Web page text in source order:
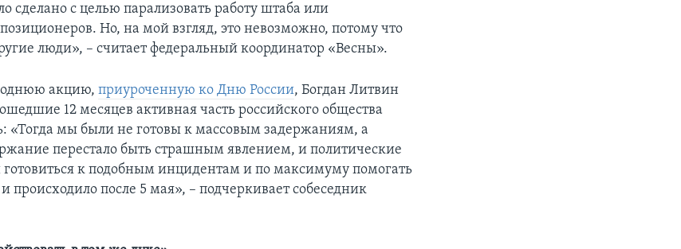
сделано с целью парализовать работу штаба или
Но, на мой взгляд, это невозможно, потому что
люди», – считает федеральный координатор «Весны».
акцию,приуроченную ко Дню России, Богдан Литвин
12 месяцев активная часть российского общества
«Тогда мы были не готовы к массовым задержаниям, а
перестало быть страшным явлением, и политические
готовиться к подобным инцидентам и по максимуму помогать
происходило после 5 мая», – подчеркивает собеседник